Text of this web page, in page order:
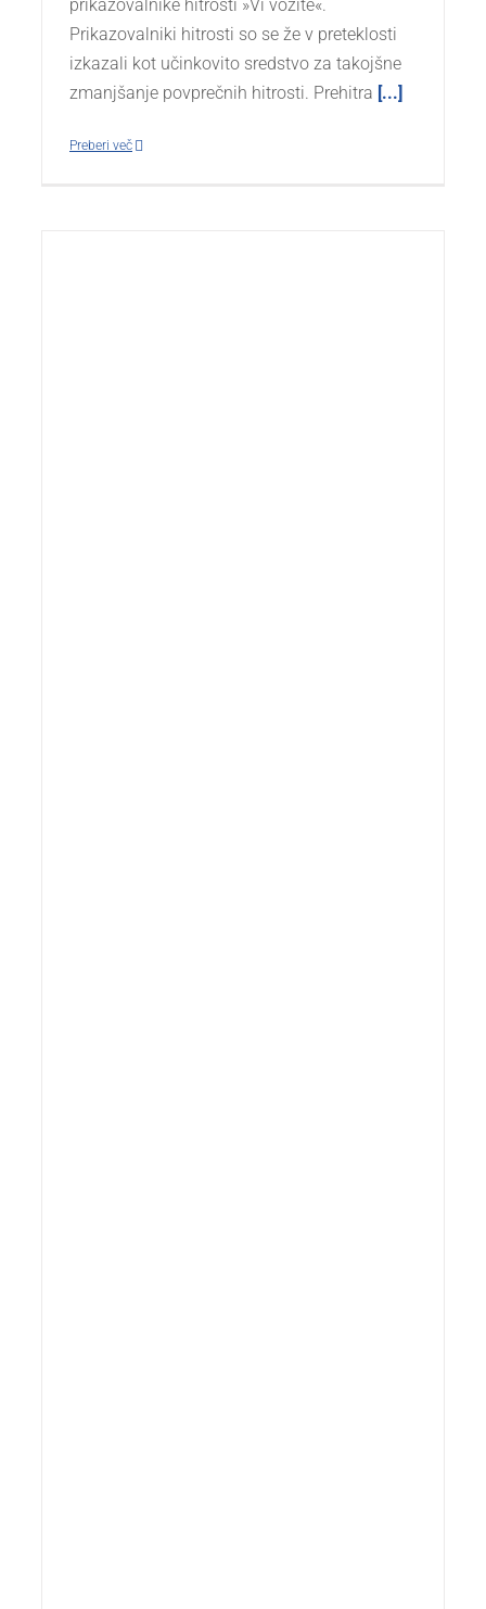
prikazovalnike hitrosti »Vi vozite«.
Prikazovalniki hitrosti so se že v preteklosti
izkazali kot učinkovito sredstvo za takojšne
zmanjšanje povprečnih hitrosti. Prehitra [...]
Preberi več